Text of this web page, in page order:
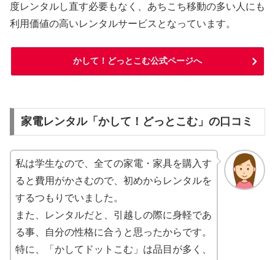
度レンタルし直す必要もなく、あちこち移動の多い人にも
利用価値の高いレンタルサービスとなっています。
かして！どっとこむ公式ページへ
家電レンタル「かして！どっとこむ」の口コミ
私は学生なので、全ての家電・家具を購入す
ると費用がかさむので、初めからレンタルを
するつもりでいました。
また、レンタルだと、引越しの際に身軽であ
る事、自分の性格に合うと思ったからです。
特に、「かしてドットこむ」は品目が多く、